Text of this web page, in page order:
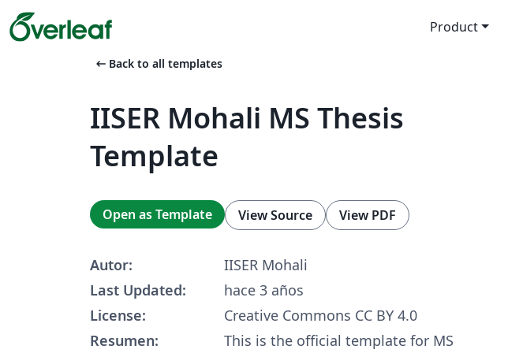
Product
arrow_left_alt Back to all templates
IISER Mohali MS Thesis
Template
Open as Template View Source View PDF
Autor:
IISER Mohali
Last Updated:
hace 3 años
License:
Creative Commons CC BY 4.0
Resumen:
This is the official template for MS